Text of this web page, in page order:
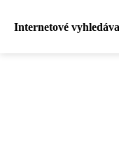
Internetové